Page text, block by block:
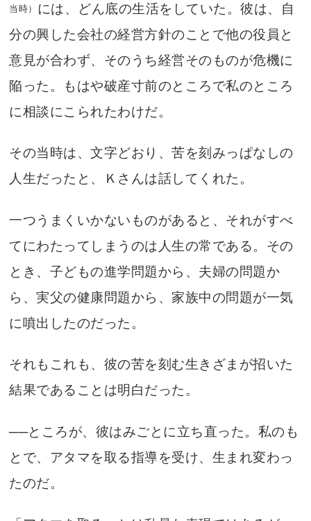
当時） には、どん底の生活をしていた。彼は、自
分の興した会社の経営方針のことで他の役員と
意見が合わず、そのうち経営そのものが危機に
陥った。もはや破産寸前のところで私のところ
に相談にこられたわけだ。
その当時は、文字どおり、苦を刻みっぱなしの
人生だったと、Ｋさんは話してくれた。
一つうまくいかないものがあると、それがすべ
てにわたってしまうのは人生の常である。その
とき、子どもの進学問題から、夫婦の問題か
ら、実父の健康問題から、家族中の問題が一気
に噴出したのだった。
それもこれも、彼の苦を刻む生きざまが招いた
結果であることは明白だった。
──ところが、彼はみごとに立ち直った。私のも
とで、アタマを取る指導を受け、生まれ変わっ
たのだ。